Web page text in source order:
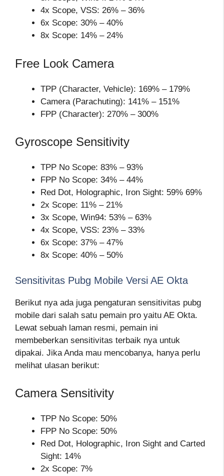
4x Scope, VSS: 26% – 36%
6x Scope: 30% – 40%
8x Scope: 14% – 24%
Free Look Camera
TPP (Character, Vehicle): 169% – 179%
Camera (Parachuting): 141% – 151%
FPP (Character): 270% – 300%
Gyroscope Sensitivity
TPP No Scope: 83% – 93%
FPP No Scope: 34% – 44%
Red Dot, Holographic, Iron Sight: 59% 69%
2x Scope: 11% – 21%
3x Scope, Win94: 53% – 63%
4x Scope, VSS: 23% – 33%
6x Scope: 37% – 47%
8x Scope: 40% – 50%
Sensitivitas Pubg Mobile Versi AE Okta
Berikut nya ada juga pengaturan sensitivitas pubg
mobile dari salah satu pemain pro yaitu AE Okta.
Lewat sebuah laman resmi, pemain ini
membeberkan sensitivitas terbaik nya untuk
dipakai. Jika Anda mau mencobanya, hanya perlu
melihat ulasan berikut:
Camera Sensitivity
TPP No Scope: 50%
FPP No Scope: 50%
Red Dot, Holographic, Iron Sight and Carted
Sight: 14%
2x Scope: 7%